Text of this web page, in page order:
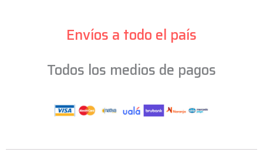
Envíos a todo el país
Todos los medios de pagos